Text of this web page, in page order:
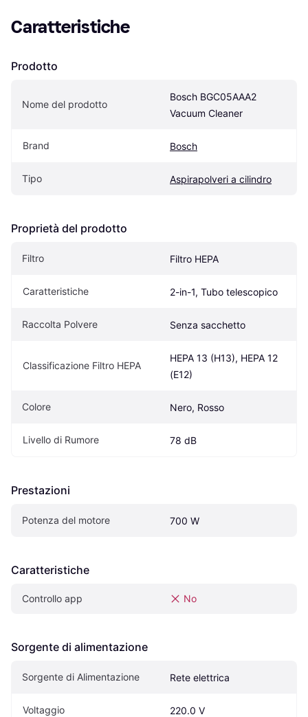
Caratteristiche
Prodotto
Nome del prodotto
Bosch BGC05AAA2
Vacuum Cleaner
Brand Bosch
Tipo Aspirapolveri a cilindro
Proprietà del prodotto
Filtro Filtro HEPA
Caratteristiche 2-in-1, Tubo telescopico
Raccolta Polvere Senza sacchetto
Classificazione Filtro HEPA
HEPA 13 (H13), HEPA 12
(E12)
Colore Nero, Rosso
Livello di Rumore 78 dB
Prestazioni
Potenza del motore 700 W
Caratteristiche
Controllo app No
Sorgente di alimentazione
Sorgente di Alimentazione Rete elettrica
Voltaggio 220.0 V